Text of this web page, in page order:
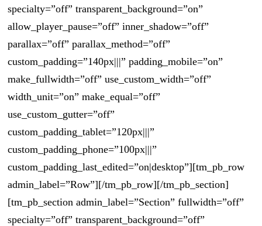
specialty=”off” transparent_background=”on”
allow_player_pause=”off” inner_shadow=”off”
parallax=”off” parallax_method=”off”
custom_padding=”140px|||” padding_mobile=”on”
make_fullwidth=”off” use_custom_width=”off”
width_unit=”on” make_equal=”off”
use_custom_gutter=”off”
custom_padding_tablet=”120px|||”
custom_padding_phone=”100px|||”
custom_padding_last_edited=”on|desktop”][tm_pb_row
admin_label=”Row”][/tm_pb_row][/tm_pb_section]
[tm_pb_section admin_label=”Section” fullwidth=”off”
specialty=”off” transparent_background=”off”